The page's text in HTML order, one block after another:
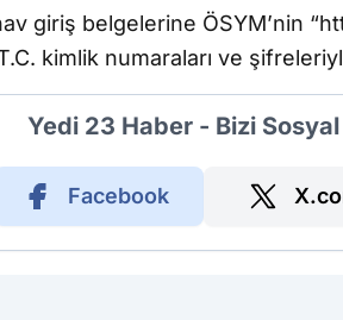
giriş belgelerine ÖSYM’nin
kimlik numaraları ve
Yedi 23 Haber - Bizi
Facebook